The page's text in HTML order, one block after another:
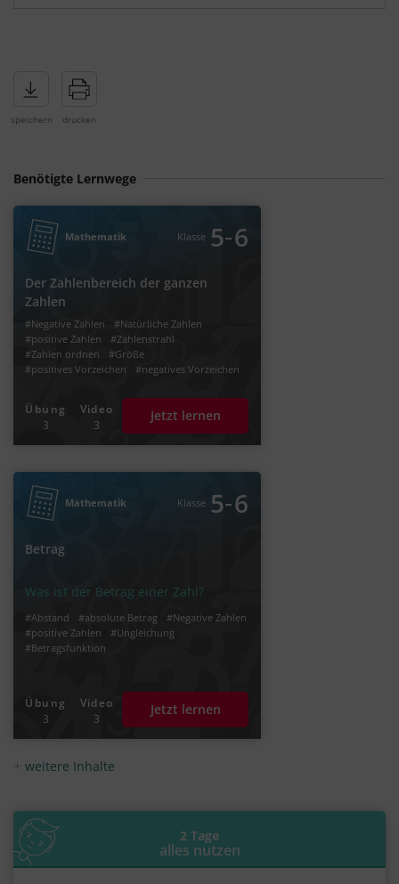
Benötigte Lernwege
Mathematik Klasse 5‐6
Der Zahlenbereich der ganzen
Zahlen
#Negative Zahlen
#Natürliche Zahlen
#positive Zahlen
#Zahlenstrahl
#Zahlen ordnen
#Größe
#positives Vorzeichen
#negatives Vorzeichen
Übung
3
Video
3
Jetzt lernen
Mathematik Klasse 5‐6
Betrag
Was ist der Betrag einer Zahl?
#Abstand #absolute Betrag
#Negative Zahlen
#positive Zahlen
#Ungleichung
#Betragsfunktion
Übung
3
Video
3
Jetzt lernen
weitere Inhalte
2 Tage
alles nutzen